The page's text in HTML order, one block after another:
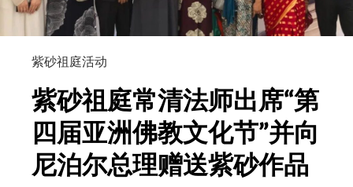
紫砂祖庭活动
紫砂祖庭常清法师出席“第
四届亚洲佛教文化节”并向
尼泊尔总理赠送紫砂作品